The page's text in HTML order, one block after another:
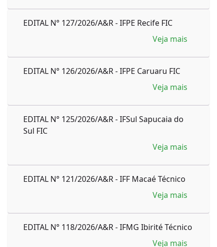
EDITAL N° 127/2026/A&R - IFPE Recife FIC
Veja mais
EDITAL N° 126/2026/A&R - IFPE Caruaru FIC
Veja mais
EDITAL N° 125/2026/A&R - IFSul Sapucaia do
Sul FIC
Veja mais
EDITAL N° 121/2026/A&R - IFF Macaé Técnico
Veja mais
EDITAL N° 118/2026/A&R - IFMG Ibirité Técnico
Veja mais